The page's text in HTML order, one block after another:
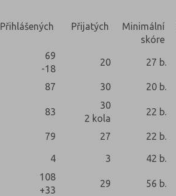
Přihlášených Přijatých
Minimální
skóre
69
-18
20 27 b.
87 30 20 b.
83
30
2 kola
22 b.
79 27 22 b.
4 3 42 b.
108
+33
29 56 b.